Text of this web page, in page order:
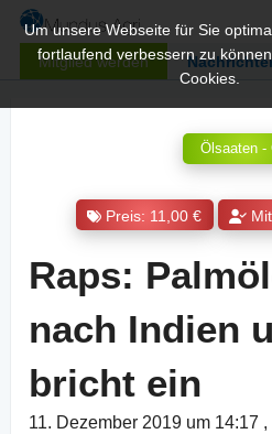
Mitglied werden
Um unsere Webseite für Sie
fortlaufend verbessern zu
Cookies.
Ölsaaten -
Preis: 11,00 €
Raps:
nach Indien
bricht ein
11. Dezember 2019 um 14:17 ,